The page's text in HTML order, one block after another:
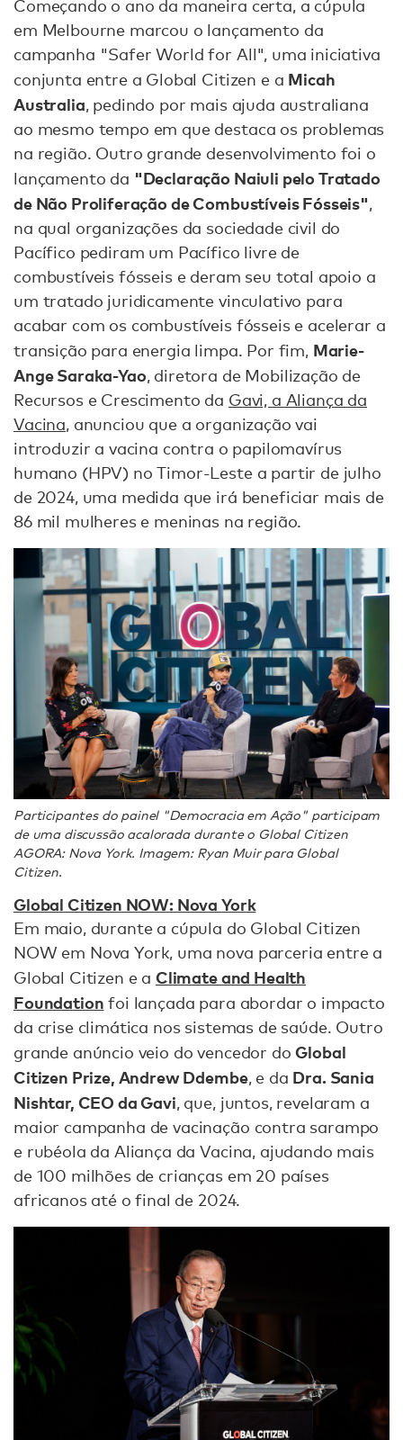
Começando o ano da maneira certa, a cúpula
em Melbourne marcou o lançamento da
campanha "Safer World for All", uma iniciativa
conjunta entre a Global Citizen e a Micah
Australia, pedindo por mais ajuda australiana
ao mesmo tempo em que destaca os problemas
na região. Outro grande desenvolvimento foi o
lançamento da "Declaração Naiuli pelo Tratado
de Não Proliferação de Combustíveis Fósseis",
na qual organizações da sociedade civil do
Pacífico pediram um Pacífico livre de
combustíveis fósseis e deram seu total apoio a
um tratado juridicamente vinculativo para
acabar com os combustíveis fósseis e acelerar a
transição para energia limpa. Por fim, Marie-
Ange Saraka-Yao, diretora de Mobilização de
Recursos e Crescimento da Gavi, a Aliança da
Vacina, anunciou que a organização vai
introduzir a vacina contra o papilomavírus
humano (HPV) no Timor-Leste a partir de julho
de 2024, uma medida que irá beneficiar mais de
86 mil mulheres e meninas na região.
Participantes do painel "Democracia em Ação" participam
de uma discussão acalorada durante o Global Citizen
AGORA: Nova York. Imagem: Ryan Muir para Global
Citizen.
Global Citizen NOW: Nova York
Em maio, durante a cúpula do Global Citizen
NOW em Nova York, uma nova parceria entre a
Global Citizen e a Climate and Health
Foundation foi lançada para abordar o impacto
da crise climática nos sistemas de saúde. Outro
grande anúncio veio do vencedor doGlobal
Citizen Prize, Andrew Ddembe, e da Dra. Sania
Nishtar, CEO da Gavi, que, juntos, revelaram a
maior campanha de vacinação contra sarampo
e rubéola da Aliança da Vacina, ajudando mais
de 100 milhões de crianças em 20 países
africanos até o final de 2024.